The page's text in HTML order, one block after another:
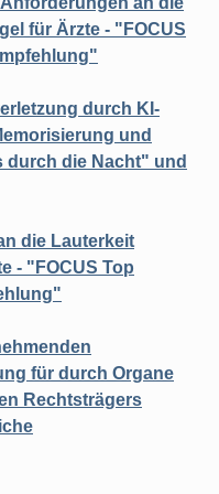
für Ärzte - "FOCUS
durch KI-
und
durch die Nacht" und
die Lauterkeit
- "FOCUS Top
für durch Organe
Rechtsträgers